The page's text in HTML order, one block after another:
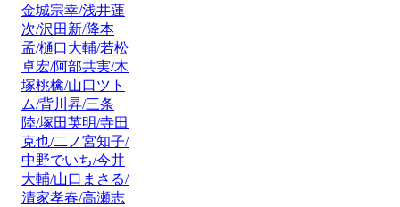
金城宗幸/浅井蓮
次/沢田新/降本
孟/樋口大輔/若松
卓宏/阿部共実/木
塚桃檎/山口ツト
ム/背川昇/三条
陸/塚田英明/寺田
克也/二ノ宮知子/
中野でいち/今井
大輔/山口まさる/
清家孝春/高瀬志